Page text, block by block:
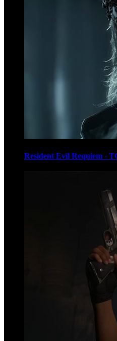
Resident Evil Requiem -